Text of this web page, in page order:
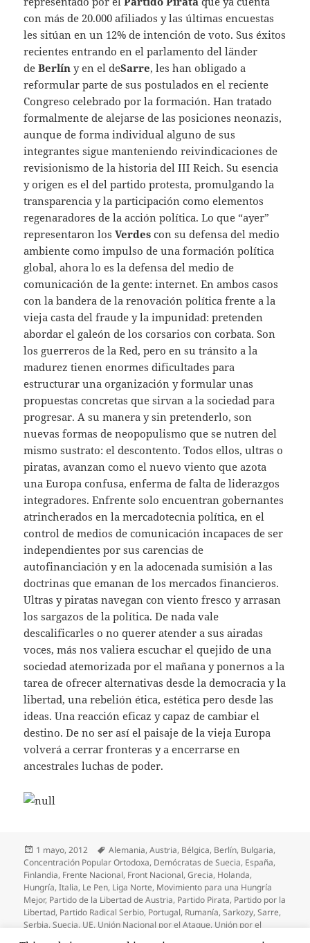
con más de 20.000 afiliados y las últimas encuestas
les sitúan en un 12% de intención de voto. Sus éxitos
recientes entrando en el parlamento del länder
deBerlín y en el deSarre, les han obligado a
reformular parte de sus postulados en el reciente
Congreso celebrado por la formación. Han tratado
formalmente de alejarse de las posiciones neonazis,
aunque de forma individual alguno de sus
integrantes sigue manteniendo reivindicaciones de
revisionismo de la historia del III Reich. Su esencia
y origen es el del partido protesta, promulgando la
transparencia y la participación como elementos
regenaradores de la acción política. Lo que “ayer”
representaron losVerdes con su defensa del medio
ambiente como impulso de una formación política
global, ahora lo es la defensa del medio de
comunicación de la gente: internet. En ambos casos
con la bandera de la renovación política frente a la
vieja casta del fraude y la impunidad: pretenden
abordar el galeón de los corsarios con corbata. Son
los guerreros de la Red, pero en su tránsito a la
madurez tienen enormes dificultades para
estructurar una organización y formular unas
propuestas concretas que sirvan a la sociedad para
progresar. A su manera y sin pretenderlo, son
nuevas formas de neopopulismo que se nutren del
mismo sustrato: el descontento. Todos ellos, ultras o
piratas, avanzan como el nuevo viento que azota
una Europa confusa, enferma de falta de liderazgos
integradores. Enfrente solo encuentran gobernantes
atrincherados en la mercadotecnia política, en el
control de medios de comunicación incapaces de ser
independientes por sus carencias de
autofinanciación y en la adocenada sumisión a las
doctrinas que emanan de los mercados financieros.
Ultras y piratas navegan con viento fresco y arrasan
los sargazos de la política. De nada vale
descalificarles o no querer atender a sus airadas
voces, más nos valiera escuchar el quejido de una
sociedad atemorizada por el mañana y ponernos a la
tarea de ofrecer alternativas desde la democracia y la
libertad, una rebelión ética, estética pero desde las
ideas. Una reacción eficaz y capaz de cambiar el
destino. De no ser así el paisaje de la vieja Europa
volverá a cerrar fronteras y a encerrarse en
ancestrales luchas de poder.
Publicado
el
1 mayo, 2012 Etiquetas
Alemania,Austria, Bélgica, Berlín, Bulgaria,
Concentración Popular Ortodoxa, Demócratas de Suecia, España,
Finlandia, Frente Nacional, Front Nacional,Grecia, Holanda,
Hungría,Italia, Le Pen, Liga Norte, Movimiento para una Hungría
Mejor, Partido de la Libertad de Austria, Partido Pirata, Partido por la
Libertad, Partido Radical Serbio, Portugal, Rumanía,Sarkozy,Sarre,
Serbia,Suecia, UE, Unión Nacional por el Ataque, Unión por el